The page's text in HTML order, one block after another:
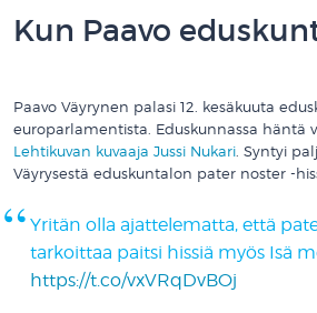
Kun Paavo
Paavo Väyrynen palasi 12. kesäkuuta
europarlamentista. Eduskunnassa häntä
Lehtikuvan kuvaaja Jussi Nukari . Syntyi
Väyrysestä eduskuntalon pater noster -
Yritän olla ajattelematta, että
tarkoittaa paitsi hissiä myös Isä
https://t.co/vxVRqDvBOj